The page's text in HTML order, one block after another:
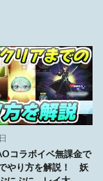
コラボイベ無課金で
やり方を解説！ 妖